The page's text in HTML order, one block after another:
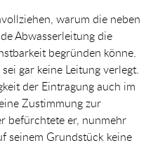
warum die neben
Abwasserleitung die
begründen könne.
gar keine Leitung verlegt.
der Eintragung auch im
Zustimmung zur
befürchtete er, nunmehr
seinem Grundstück keine